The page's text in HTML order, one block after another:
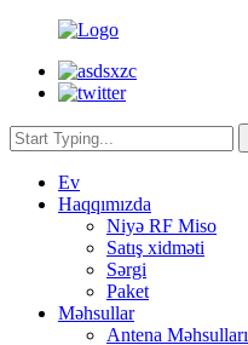
Ev
Haqqımızda
Niyə RF Miso
Satış xidməti
Sərgi
Paket
Məhsullar
Antena Məhsulları